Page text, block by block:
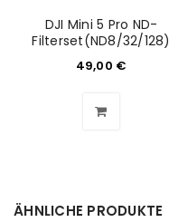
DJI Mini 5 Pro ND-
Filterset(ND8/32/128)
49,00 €
ÄHNLICHE PRODUKTE